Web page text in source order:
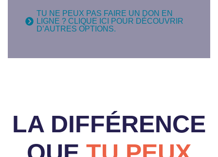
TU NE PEUX PAS FAIRE UN DON EN
LIGNE ? CLIQUE ICI POUR DÉCOUVRIR
D’AUTRES OPTIONS.
LA DIFFÉRENCE